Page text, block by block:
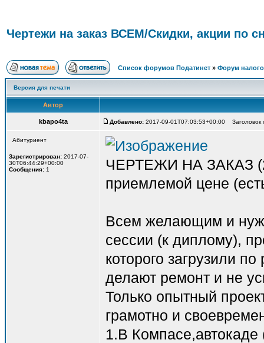
Чертежи на заказ ВСЕМ/Скидки, акции по
Список форумов Податинет » Форум
Версия для печати
Автор
kbapo4ta Добавлено: 2017-09-01T07:03:53+00:00
Абитуриент
Зарегистрирован: 2017-07-
30T06:44:29+00:00
Сообщения: 1
ЧЕРТЕЖИ НА ЗАКАЗ
приемлемой цене
Всем желающим и
сессии (к диплому),
которого загрузили
делают ремонт и не
Только опытный
грамотно и
1.В